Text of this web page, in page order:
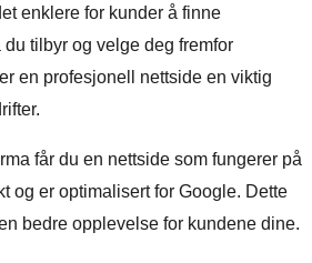
med oss
din om til en kraftfull digital opplevelse?
team er her for å designe, bygge og
enklere for kunder å finne
tilbyr og velge deg fremfor
en profesjonell nettside en viktig
får du en nettside som fungerer på
og er optimalisert for Google. Dette
bedre opplevelse for kundene dine.